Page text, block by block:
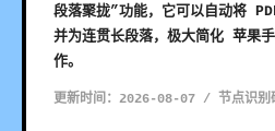
段落聚拢”功能，它可以自动将
并为连贯长段落，极大简化 苹果
作。
更新时间：2026-08-07 / 节点识别